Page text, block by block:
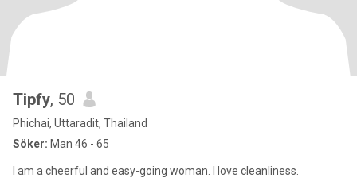
Tipfy, 50
Phichai, Uttaradit, Thailand
Söker: Man 46 - 65
I am a cheerful and easy-going woman. I love cleanliness.